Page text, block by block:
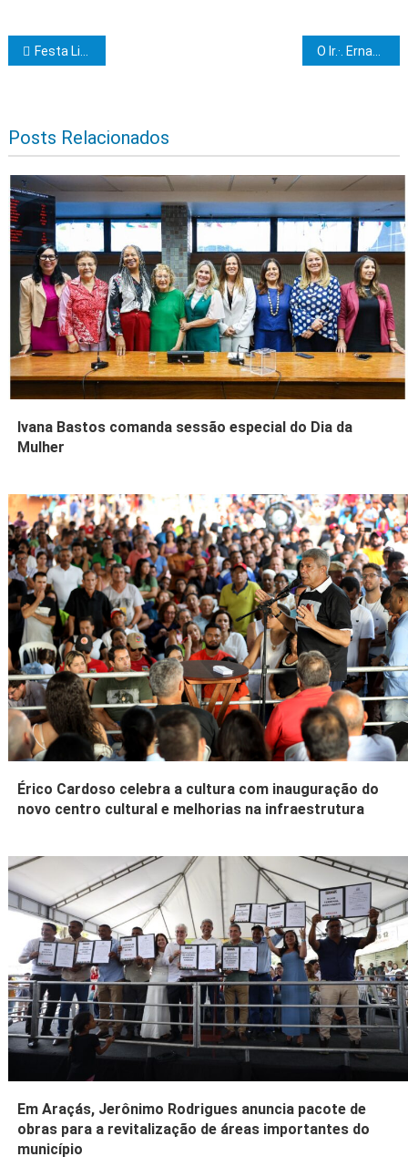
Navegação de Post
Festa Literária de Ilhéus tem programação artística para todos os gostos
Posts Relacionados
Ivana Bastos comanda sessão especial do Dia da
Mulher
Érico Cardoso celebra a cultura com inauguração do
novo centro cultural e melhorias na infraestrutura
Em Araçás, Jerônimo Rodrigues anuncia pacote de
obras para a revitalização de áreas importantes do
município